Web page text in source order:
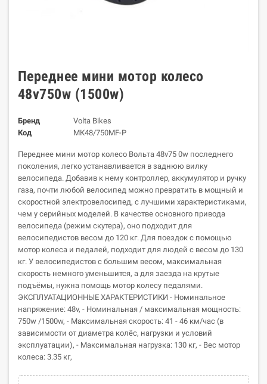
Переднее мини мотор колесо
48v750w (1500w)
Бренд
Volta Bikes
Код
МК48/750MF-P
Переднее мини мотор колесо Вольта 48v75 0w последнего
поколения, легко устанавливается в заднюю вилку
велосипеда. Добавив к нему контроллер, аккумулятор и ручку
газа, почти любой велосипед можно превратить в мощный и
скоростной электровелосипед, с лучшими характеристиками,
чем у серийных моделей. В качестве основного привода
велосипеда (режим скутера), оно подходит для
велосипедистов весом до 120 кг. Для поездок с помощью
мотор колеса и педалей, подходит для людей с весом до 130
кг. У велосипедистов с большим весом, максимальная
скорость немного уменьшится, а для заезда на крутые
подъёмы, нужна помощь мотор колесу педалями.
ЭКСПЛУАТАЦИОННЫЕ ХАРАКТЕРИСТИКИ - Номинальное
напряжение: 48v, - Номинальная / максимальная мощность:
750w /1500w, - Максимальная скорость: 41 - 46 км/час (в
зависимости от диаметра колёс, нагрузки и условий
эксплуатации), - Максимальная нагрузка: 130 кг, - Вес мотор
колеса: 3.35 кг,